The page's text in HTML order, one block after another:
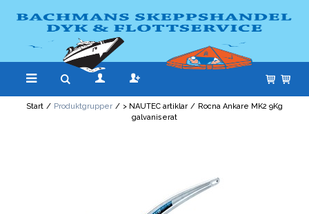
Start / Produktgrupper / > NAUTEC artiklar / Rocna Ankare MK2 9Kg
galvaniserat